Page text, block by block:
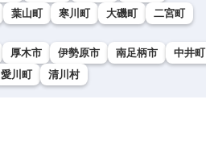
葉山町 寒川町 大磯町 二宮町
厚木市 伊勢原市 南足柄市
中井町
愛川町 清川村